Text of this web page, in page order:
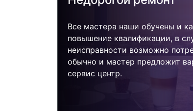
Все мастера наши обучены и
повышение квалификации, в
неисправности возможно
обычно и мастер предложит
сервис центр.